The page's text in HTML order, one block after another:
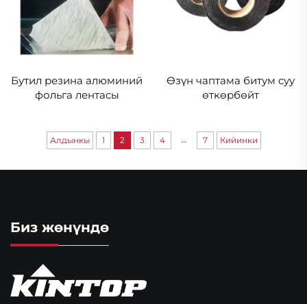
Бутил резина алюминий
фольга лентасы
Өзүн чаптама битум суу
өткөрбөйт
Алдынкы 1 2 3 4 ... 7 Кийинки
Биз жөнүндө